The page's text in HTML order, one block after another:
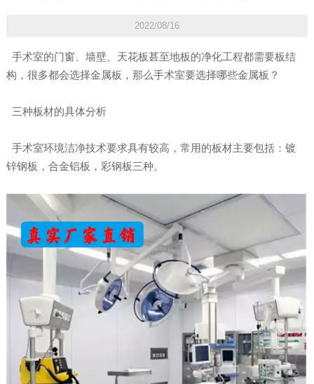
2022/08/16
手术室的门窗、墙壁、天花板甚至地板的净化工程都需要板结
构，很多都会选择金属板，那么手术室要选择哪些金属板？
三种板材的具体分析
手术室环境洁净技术要求具有较高，常用的板材主要包括：镀
锌钢板，合金铝板，彩钢板三种。